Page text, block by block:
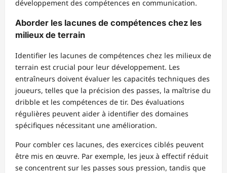
développement des compétences en communication.
Aborder les lacunes de compétences chez les
milieux de terrain
Identifier les lacunes de compétences chez les milieux de
terrain est crucial pour leur développement. Les
entraîneurs doivent évaluer les capacités techniques des
joueurs, telles que la précision des passes, la maîtrise du
dribble et les compétences de tir. Des évaluations
régulières peuvent aider à identifier des domaines
spécifiques nécessitant une amélioration.
Pour combler ces lacunes, des exercices ciblés peuvent
être mis en œuvre. Par exemple, les jeux à effectif réduit
se concentrent sur les passes sous pression, tandis que